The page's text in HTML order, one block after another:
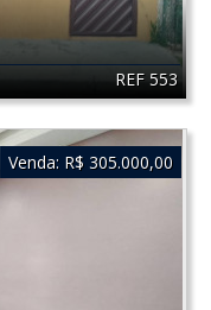
REF 553
Venda: R$ 305.000,00